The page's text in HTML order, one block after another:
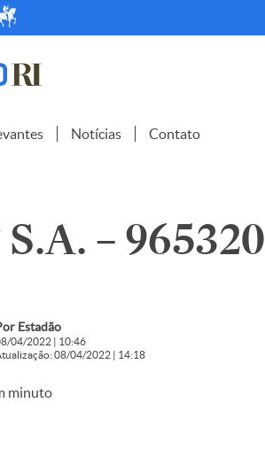
Notícias Contato
– 965320
Estadão
04/2022 | 10:46
08/04/2022 | 14:18
minuto